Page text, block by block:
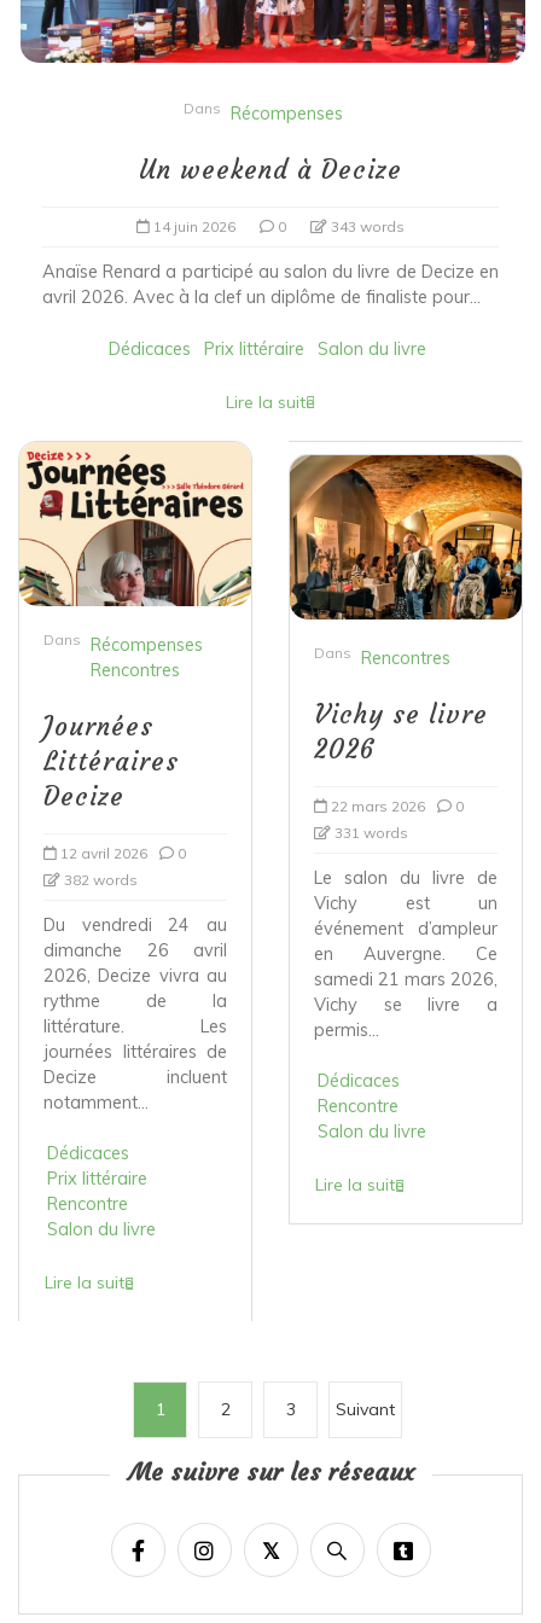
Dans Récompenses
Un weekend à Decize
14 juin 2026 0 343 words
Anaïse Renard a participé au salon du livre de Decize en
avril 2026. Avec à la clef un diplôme de finaliste pour...
Dédicaces Prix littéraire Salon du livre
Lire la suite
Dans Récompenses
Rencontres
Journées
Littéraires
Decize
12 avril 2026
0
382 words
Du vendredi 24 au
dimanche 26 avril
2026, Decize vivra au
rythme de la
littérature. Les
journées littéraires de
Decize incluent
notamment...
Dédicaces
Prix littéraire
Rencontre
Salon du livre
Lire la suite
Dans Rencontres
Vichy se livre
2026
22 mars 2026
0
331 words
Le salon du livre de
Vichy est un
événement d’ampleur
en Auvergne. Ce
samedi 21 mars 2026,
Vichy se livre a
permis...
Dédicaces
Rencontre
Salon du livre
Lire la suite
g
1 2 3 Suivant
Me suivre sur les réseaux